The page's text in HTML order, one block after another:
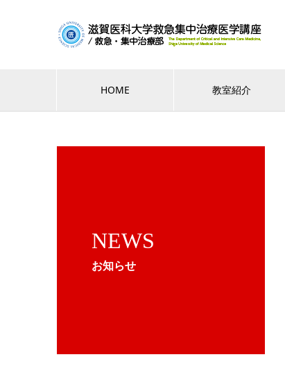
HOME 教室紹介
NEWS
お知らせ